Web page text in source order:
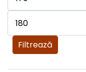
Preț minim
Preț maxim
Filtrează